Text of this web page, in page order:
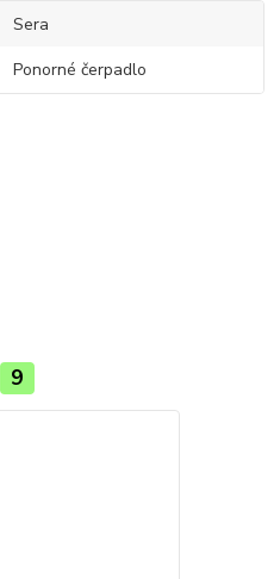
Sera
Ponorné čerpadlo
9